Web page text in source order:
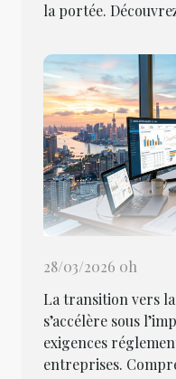
la portée.
28/03/2026 0h
La transition vers
s’accélère sous
exigences
entreprises.